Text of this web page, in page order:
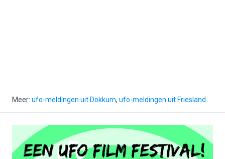
Meer: ufo-meldingen uit Dokkum, ufo-meldingen uit Friesland